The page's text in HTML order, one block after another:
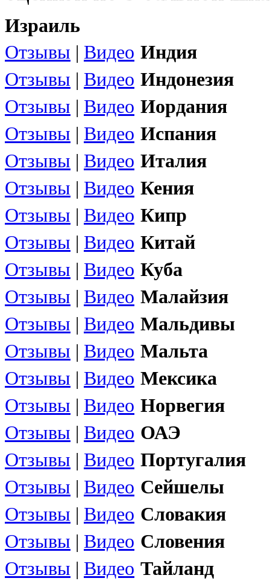
Израиль
Отзывы | Видео Индия
Отзывы | Видео Индонезия
Отзывы | Видео Иордания
Отзывы | Видео Испания
Отзывы | Видео Италия
Отзывы | Видео Кения
Отзывы | Видео Кипр
Отзывы | Видео Китай
Отзывы | Видео Куба
Отзывы | Видео Малайзия
Отзывы | Видео Мальдивы
Отзывы | Видео Мальта
Отзывы | Видео Мексика
Отзывы | Видео Норвегия
Отзывы | Видео ОАЭ
Отзывы | Видео Португалия
Отзывы | Видео Сейшелы
Отзывы | Видео Словакия
Отзывы | Видео Словения
Отзывы | Видео Тайланд